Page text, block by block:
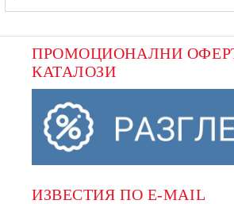
ПРОМОЦИОНАЛНИ
КАТАЛОЗИ
ИЗВЕСТИЯ ПО E-MAIL